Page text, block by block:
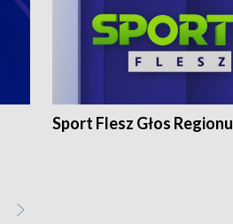
Sport Flesz Głos Regionu